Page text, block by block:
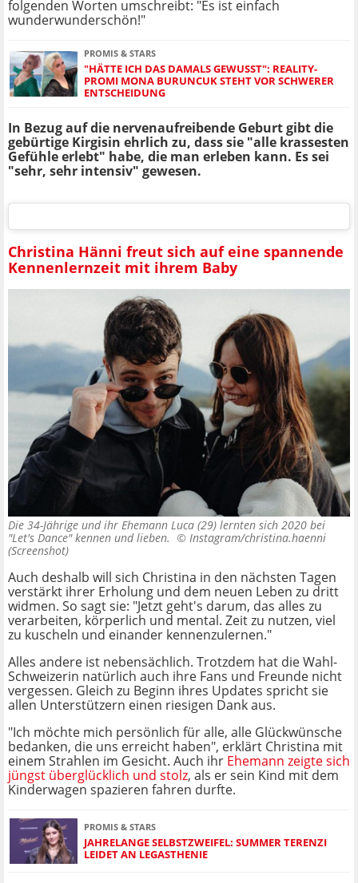
folgenden Worten umschreibt: "Es ist einfach
wunderwunderschön!"
PROMIS & STARS
"HÄTTE ICH DAS DAMALS GEWUSST": REALITY-
PROMI MONA BURUNCUK STEHT VOR SCHWERER
ENTSCHEIDUNG
In Bezug auf die nervenaufreibende Geburt gibt die
gebürtige Kirgisin ehrlich zu, dass sie "alle krassesten
Gefühle erlebt" habe, die man erleben kann. Es sei
"sehr, sehr intensiv" gewesen.
Christina Hänni freut sich auf eine spannende
Kennenlernzeit mit ihrem Baby
Die 34-Jährige und ihr Ehemann Luca (29) lernten sich 2020 bei
"Let's Dance" kennen und lieben. © Instagram/christina.haenni
(Screenshot)
Auch deshalb will sich Christina in den nächsten Tagen
verstärkt ihrer Erholung und dem neuen Leben zu dritt
widmen. So sagt sie: "Jetzt geht's darum, das alles zu
verarbeiten, körperlich und mental. Zeit zu nutzen, viel
zu kuscheln und einander kennenzulernen."
Alles andere ist nebensächlich. Trotzdem hat die Wahl-
Schweizerin natürlich auch ihre Fans und Freunde nicht
vergessen. Gleich zu Beginn ihres Updates spricht sie
allen Unterstützern einen riesigen Dank aus.
"Ich möchte mich persönlich für alle, alle Glückwünsche
bedanken, die uns erreicht haben", erklärt Christina mit
einem Strahlen im Gesicht. Auch ihr Ehemann zeigte sich
jüngst überglücklich und stolz, als er sein Kind mit dem
Kinderwagen spazieren fahren durfte.
PROMIS & STARS
JAHRELANGE SELBSTZWEIFEL: SUMMER TERENZI
LEIDET AN LEGASTHENIE